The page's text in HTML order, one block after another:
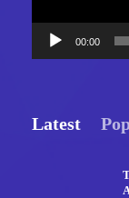
00:00
Latest